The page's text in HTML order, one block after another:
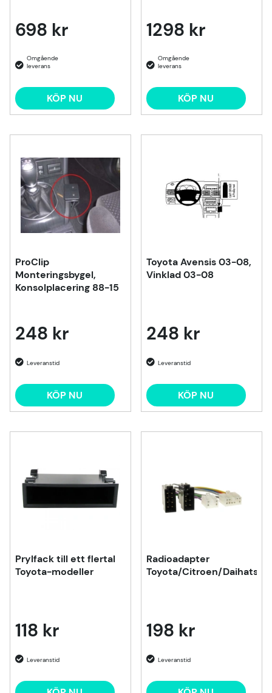
698 kr
KÖP NU
1298 kr
KÖP NU
ProClip
Monteringsbygel,
Konsolplacering 88-15
248 kr
KÖP NU
Toyota Avensis 03-08,
Vinklad 03-08
248 kr
KÖP NU
Prylfack till ett flertal
Toyota-modeller
118 kr
Radioadapter
Toyota/Citroen/Daihatsu/
198 kr